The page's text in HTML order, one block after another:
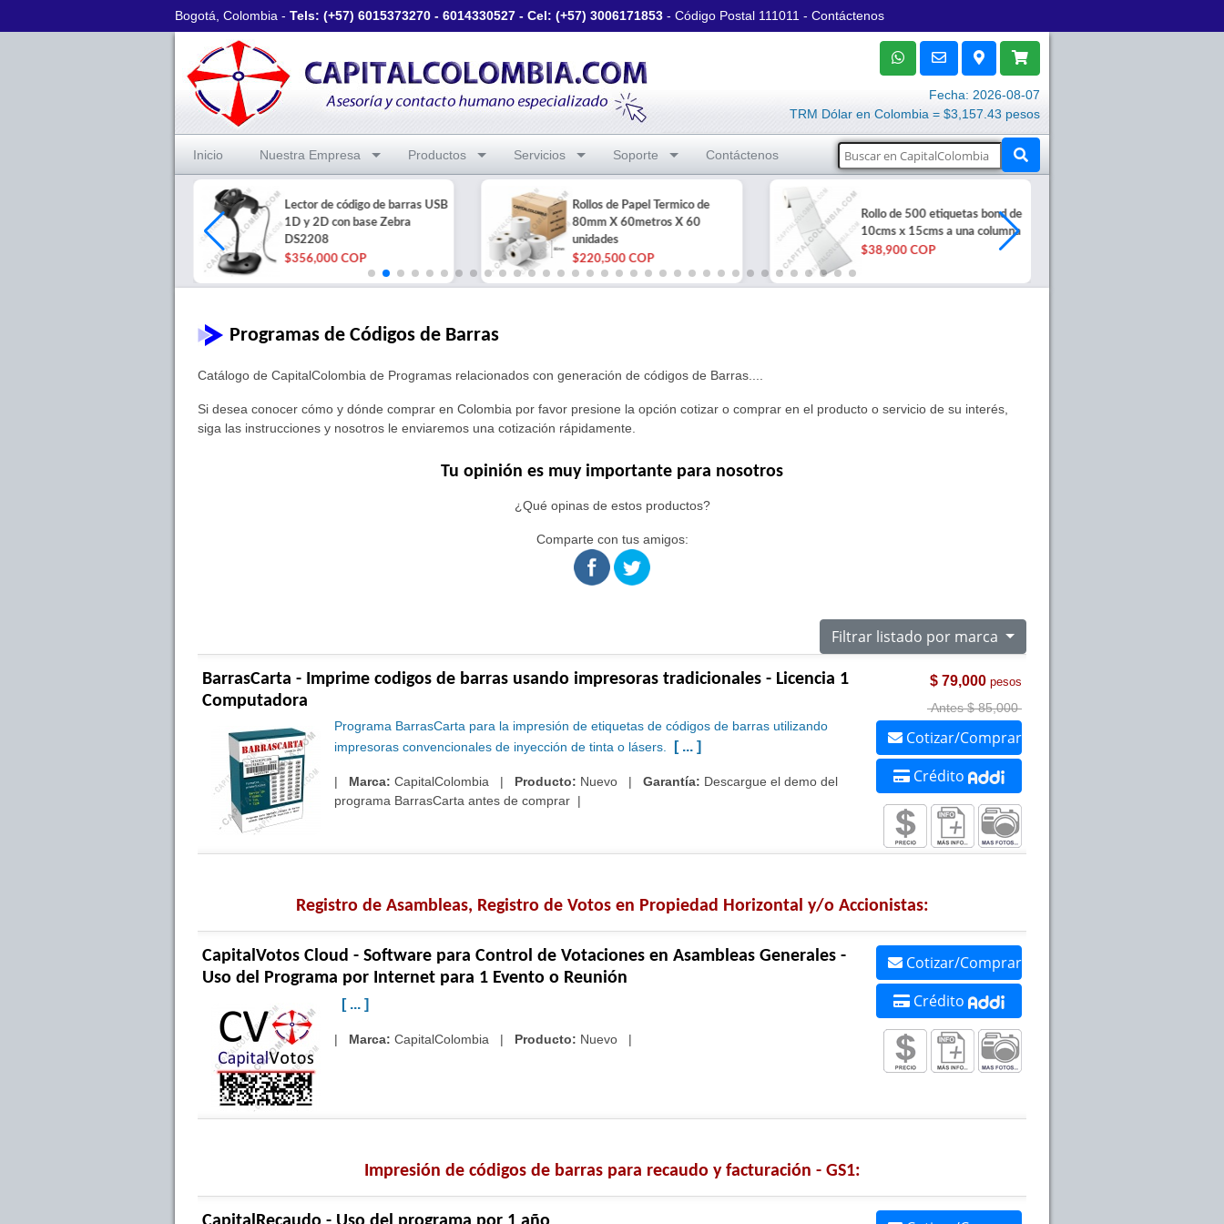
Bogotá, Colombia - Tels: (+57) 6015373270 - 6014330527 - Cel: (+57) 3006171853 - Código Postal 111011 - Contáctenos
Fecha: 2026-08-07
TRM Dólar en Colombia = $3,157.43 pesos
Inicio Nuestra Empresa Productos Servicios Soporte Contáctenos
Lector de código de barras USB
1D y 2D con base Zebra
DS2208
$356,000 COP
Rollos de Papel Termico de
80mm X 60metros X 60
unidades
$220,500 COP
Rollo de 500 etiquetas bond de
10cms x 15cms a una columna
$38,900 COP
Programas de Códigos de Barras
Catálogo de CapitalColombia de Programas relacionados con generación de códigos de Barras....
Si desea conocer cómo y dónde comprar en Colombia por favor presione la opción cotizar o comprar en el producto o servicio de su interés,
siga las instrucciones y nosotros le enviaremos una cotización rápidamente.
Tu opinión es muy importante para nosotros
¿Qué opinas de estos productos?
Comparte con tus amigos:
Filtrar listado por marca
$ 79,000 pesos
Antes $ 85,000
Cotizar/Comprar
Crédito
BarrasCarta - Imprime codigos de barras usando impresoras tradicionales - Licencia 1
Computadora
Programa BarrasCarta para la impresión de etiquetas de códigos de barras utilizando
impresoras convencionales de inyección de tinta o lásers.
[ ... ]
| Marca: CapitalColombia | Producto: Nuevo | Garantía: Descargue el demo del
programa BarrasCarta antes de comprar |
Registro de Asambleas, Registro de Votos en Propiedad Horizontal y/o Accionistas:
Cotizar/Comprar
Crédito
CapitalVotos Cloud - Software para Control de Votaciones en Asambleas Generales -
Uso del Programa por Internet para 1 Evento o Reunión
[ ... ]
| Marca: CapitalColombia | Producto: Nuevo |
Impresión de códigos de barras para recaudo y facturación - GS1: